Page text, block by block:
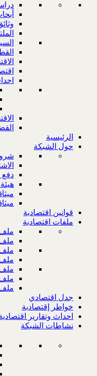
الرئيسية
حول الشبكة
دفع
قوانين اقتصادية
ملفات اقتصادية
ملف
ملف
ملف
ملف
ملف
جدل اقتصادي
خواطر إقتصادية
احداث وتقارير
نشاطات الشبكة